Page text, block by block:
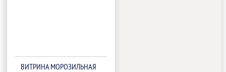
ВИТРИНА МОРОЗИЛЬНАЯ